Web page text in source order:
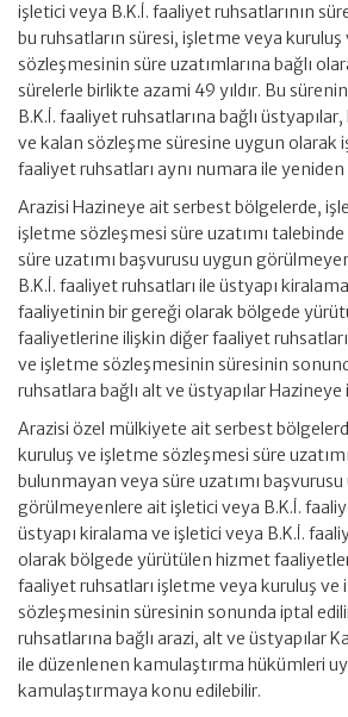
işletici veya B.K.İ. faaliyet ruhsatlarının
bu ruhsatların süresi, işletme veya
sözleşmesinin süre uzatımlarına bağlı
sürelerle birlikte azami 49 yıldır. Bu
B.K.İ. faaliyet ruhsatlarına bağlı
ve kalan sözleşme süresine uygun olarak
faaliyet ruhsatları aynı numara ile
Arazisi Hazineye ait serbest bölgelerde,
işletme sözleşmesi süre uzatımı
süre uzatımı başvurusu uygun
B.K.İ. faaliyet ruhsatları ile üstyapı
faaliyetinin bir gereği olarak bölgede
faaliyetlerine ilişkin diğer faaliyet
ve işletme sözleşmesinin süresinin
ruhsatlara bağlı alt ve üstyapılar Hazineye
Arazisi özel mülkiyete ait serbest
kuruluş ve işletme sözleşmesi süre
bulunmayan veya süre uzatımı
görülmeyenlere ait işletici veya B.K.İ.
üstyapı kiralama ve işletici veya B.K.İ.
olarak bölgede yürütülen hizmet
faaliyet ruhsatları işletme veya kuruluş ve
sözleşmesinin süresinin sonunda iptal
ruhsatlarına bağlı arazi, alt ve üstyapılar
ile düzenlenen kamulaştırma hükümleri
kamulaştırmaya konu edilebilir.